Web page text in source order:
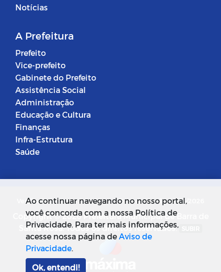
Notícias
A Prefeitura
Prefeito
Vice-prefeito
Gabinete do Prefeito
Assistência Social
Administração
Educação e Cultura
Finanças
Infra-Estrutura
Saúde
Versão do Sistema: 5.0.268 Data da Versão: 18/03/2026
Copyright © 2026 Prefeitura Municipal de Barra de
Santa Rosa. Todos os direitos reservados.
Ao continuar navegando no nosso portal,
você concorda com a nossa Política de
Privacidade. Para ter mais informações,
acesse nossa página deAviso de
Privacidade.
Ok, entendi!